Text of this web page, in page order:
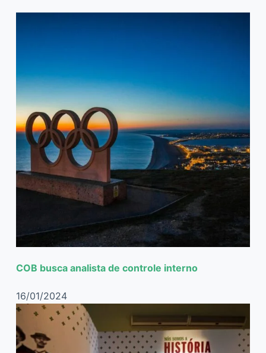
COB busca analista de controle interno
16/01/2024